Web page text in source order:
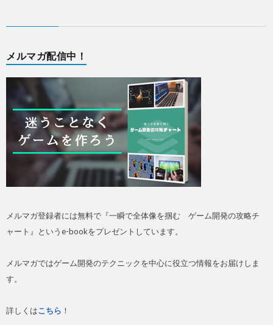
メルマガ配信中！
メルマガ登録者には無料で『一瞬で全体像を掴む ゲーム開発の攻略チ
ャート』というe-bookをプレゼントしています。
メルマガではゲーム開発のテクニックを中心に役立つ情報をお届けしま
す。
詳しくはこちら ！